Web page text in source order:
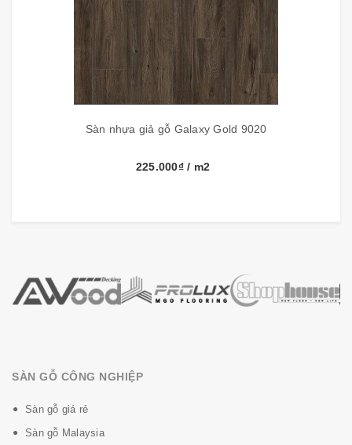
Sàn nhựa giả gỗ Galaxy Gold 9020
225.000₫/ m2
SÀN GỖ CÔNG NGHIỆP
Sàn gỗ giá rẻ
Sàn gỗ Malaysia